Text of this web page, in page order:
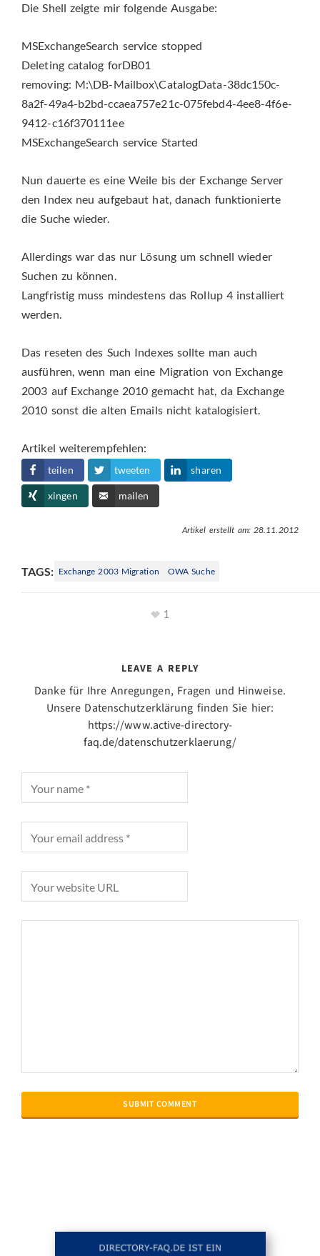
Die Shell zeigte mir folgende Ausgabe:
MSExchangeSearch service stopped
Deleting catalog forDB01
removing: M:\DB-Mailbox\CatalogData-38dc150c-
8a2f-49a4-b2bd-ccaea757e21c-075febd4-4ee8-4f6e-
9412-c16f370111ee
MSExchangeSearch service Started
Nun dauerte es eine Weile bis der Exchange Server
den Index neu aufgebaut hat, danach funktionierte
die Suche wieder.
Allerdings war das nur Lösung um schnell wieder
Suchen zu können.
Langfristig muss mindestens das Rollup 4 installiert
werden.
Das reseten des Such Indexes sollte man auch
ausführen, wenn man eine Migration von Exchange
2003 auf Exchange 2010 gemacht hat, da Exchange
2010 sonst die alten Emails nicht katalogisiert.
Artikel weiterempfehlen:
teilen tweeten sharen
xingen mailen
Artikel erstellt am: 28.11.2012
TAGS: Exchange 2003 Migration OWA Suche
1
LEAVE A REPLY
Danke für Ihre Anregungen, Fragen und Hinweise.
Unsere Datenschutzerklärung finden Sie hier:
https://www.active-directory-
faq.de/datenschutzerklaerung/